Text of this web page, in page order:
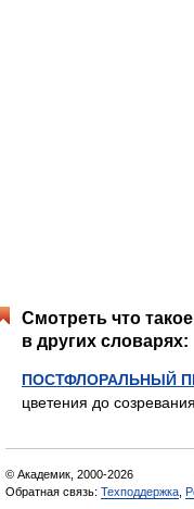
Смотреть что
в других словарях:
ПОСТФЛОРАЛЬНЫЙ
цветения до
© Академик, 2000-2026
Обратная связь: Техподдержка